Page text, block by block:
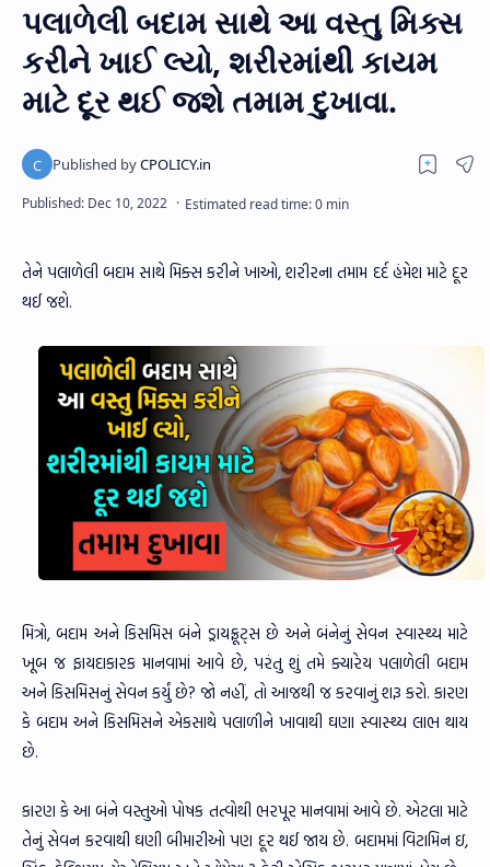
પલાળેલી બદામ સાથે આ વસ્તુ મિક્સ
કરીને ખાઈ લ્યો, શરીરમાંથી કાયમ
માટે દૂર થઈ જશે તમામ દુખાવા.
તેને પલાળેલી બદામ સાથે મિક્સ કરીને ખાઓ, શરીરના તમામ દર્દ હંમેશ માટે દૂર
થઈ જશે.
મિત્રો, બદામ અને કિસમિસ બંને ડ્રાયફ્રૂટ્સ છે અને બંનેનું સેવન સ્વાસ્થ્ય માટે
ખૂબ જ ફાયદાકારક માનવામાં આવે છે, પરંતુ શું તમે ક્યારેય પલાળેલી બદામ
અને કિસમિસનું સેવન કર્યું છે? જો નહીં, તો આજથી જ કરવાનું શરૂ કરો. કારણ
કે બદામ અને કિસમિસને એકસાથે પલાળીને ખાવાથી ઘણા સ્વાસ્થ્ય લાભ થાય
છે.
કારણ કે આ બંને વસ્તુઓ પોષક તત્વોથી ભરપૂર માનવામાં આવે છે. એટલા માટે
તેનું સેવન કરવાથી ઘણી બીમારીઓ પણ દૂર થઈ જાય છે. બદામમાં વિટામિન ઇ,